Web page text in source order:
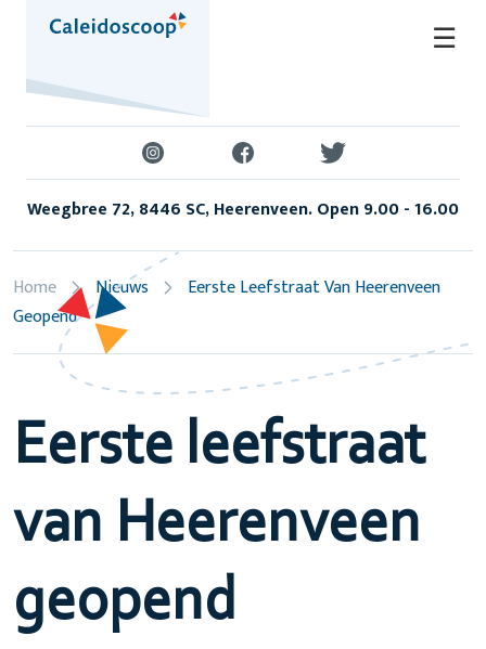
☰
Weegbree 72, 8446 SC, Heerenveen. Open 9.00 - 16.00
Home Nieuws
Eerste Leefstraat Van Heerenveen
Geopend
Eerste leefstraat
van Heerenveen
geopend